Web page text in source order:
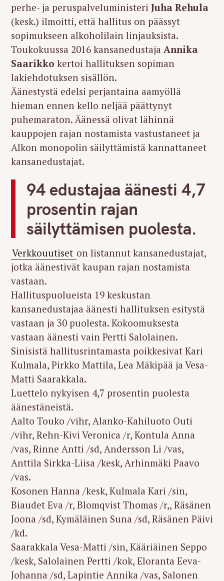
perhe- ja peruspalveluministeri Juha Rehula
(kesk.) ilmoitti, että hallitus on päässyt
sopimukseen alkoholilain linjauksista.
Toukokuussa 2016 kansanedustaja Annika
Saarikko kertoi hallituksen sopiman
lakiehdotuksen sisällön.
Äänestystä edelsi perjantaina aamyöllä
hieman ennen kello neljää päättynyt
puhemaraton. Äänessä olivat lähinnä
kauppojen rajan nostamista vastustaneet ja
Alkon monopolin säilyttämistä kannattaneet
kansanedustajat.
94 edustajaa äänesti 4,7
prosentin rajan
säilyttämisen puolesta.
Verkkouutiset on listannut kansanedustajat,
jotka äänestivät kaupan rajan nostamista
vastaan.
Hallituspuolueista 19 keskustan
kansanedustajaa äänesti hallituksen esitystä
vastaan ja 30 puolesta. Kokoomuksesta
vastaan äänesti vain Pertti Salolainen.
Sinisistä hallitusrintamasta poikkesivat Kari
Kulmala, Pirkko Mattila, Lea Mäkipää ja Vesa-
Matti Saarakkala.
Luettelo nykyisen 4,7 prosentin puolesta
äänestäneistä.
Aalto Touko /vihr, Alanko-Kahiluoto Outi
/vihr, Rehn-Kivi Veronica /r, Kontula Anna
/vas, Rinne Antti /sd, Andersson Li /vas,
Anttila Sirkka-Liisa /kesk, Arhinmäki Paavo
/vas.
Kosonen Hanna /kesk, Kulmala Kari /sin,
Biaudet Eva /r, Blomqvist Thomas /r,, Räsänen
Joona /sd, Kymäläinen Suna /sd, Räsänen Päivi
/kd.
Saarakkala Vesa-Matti /sin, Kääriäinen Seppo
/kesk, Salolainen Pertti /kok, Eloranta Eeva-
Johanna /sd, Lapintie Annika /vas, Salonen